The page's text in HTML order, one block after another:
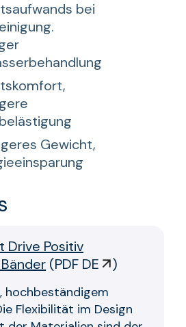
bei
Gewicht,
Drive Positiv
(PDF DE )
hochbeständigem
Flexibilität im Design